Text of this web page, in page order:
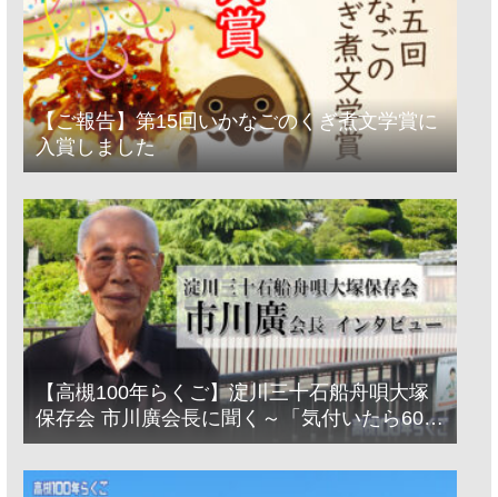
【ご報告】第15回いかなごのくぎ煮文学賞に
入賞しました
【高槻100年らくご】淀川三十石船舟唄大塚
保存会 市川廣会長に聞く～「気付いたら60年
経っとった」